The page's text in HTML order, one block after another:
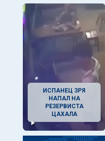
ИСПАНЕЦ ЗРЯ
НАПАЛ НА
РЕЗЕРВИСТА
ЦАХАЛА